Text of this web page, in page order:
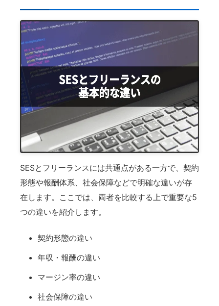
SESとフリーランスには共通点がある一方で、契約
形態や報酬体系、社会保障などで明確な違いが存
在します。ここでは、両者を比較する上で重要な5
つの違いを紹介します。
契約形態の違い
年収・報酬の違い
マージン率の違い
社会保障の違い